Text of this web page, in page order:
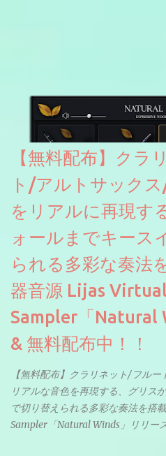
ソースを元に設計・改良した製品
【無料配布】クラ
ト/アルトサック
をリアルに再現す
ォールまでキース
られる多彩な奏法
器音源 Lijas Virtual
Sampler「Natural
& 無料配布中！！
【無料配布】クラリネット/フル
リアルな音色を再現する、グリス
で切り替えられる多彩な奏法を搭
Sampler「Natural Winds」リリー